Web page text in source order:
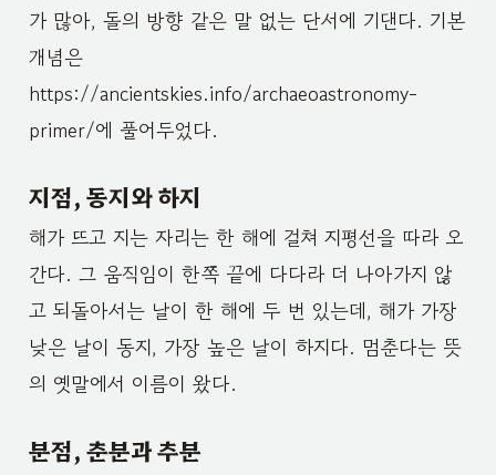
가 많아, 돌의 방향 같은 말 없는 단서에 기댄다. 기본
개념은
https://ancientskies.info/archaeoastronomy-
primer/에 풀어두었다.
지점, 동지와 하지
해가 뜨고 지는 자리는 한 해에 걸쳐 지평선을 따라 오
간다. 그 움직임이 한쪽 끝에 다다라 더 나아가지 않
고 되돌아서는 날이 한 해에 두 번 있는데, 해가 가장
낮은 날이 동지, 가장 높은 날이 하지다. 멈춘다는 뜻
의 옛말에서 이름이 왔다.
분점, 춘분과 추분